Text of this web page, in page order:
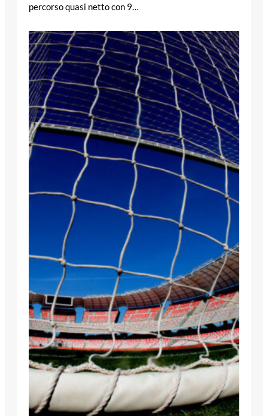
percorso quasi netto con 9…